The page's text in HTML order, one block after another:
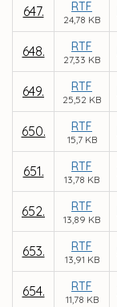
647. RTF
24,78 KB
648. RTF
27,33 KB
649. RTF
25,52 KB
650. RTF
15,7 KB
651. RTF
13,78 KB
652. RTF
13,89 KB
653. RTF
13,91 KB
654. RTF
11,78 KB